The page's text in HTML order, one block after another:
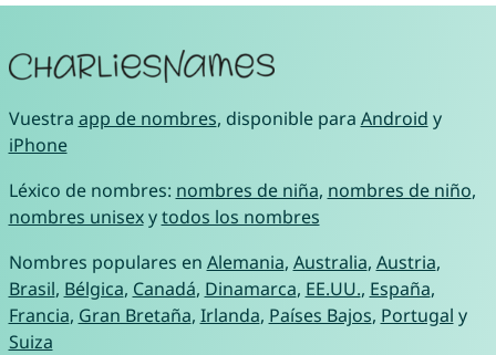
Vuestra app de nombres, disponible para Android y
iPhone
Léxico de nombres: nombres de niña, nombres de niño,
nombres unisexytodos los nombres
Nombres populares en Alemania, Australia, Austria,
Brasil, Bélgica, Canadá, Dinamarca, EE.UU., España,
Francia, Gran Bretaña, Irlanda, Países Bajos, Portugal y
Suiza